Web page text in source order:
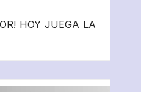
HOY JUEGA LA